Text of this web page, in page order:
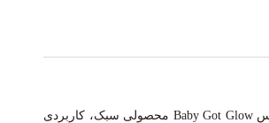
هایلایتر مایع اسنس Baby Got Glow محصولی سبک، کاربردی